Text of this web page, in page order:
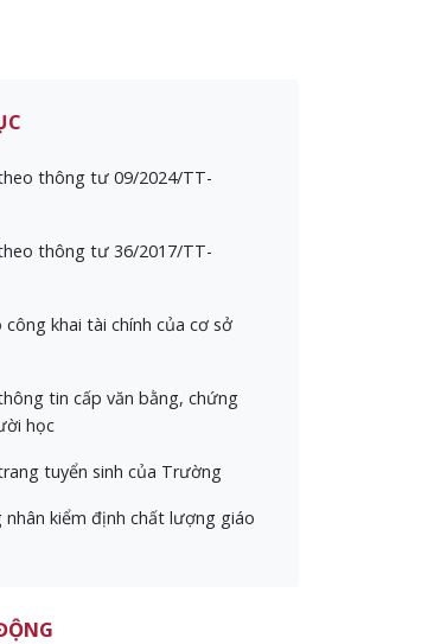
thông tư 09/2024/TT-
thông tư 36/2017/TT-
khai tài chính của cơ sở
tin cấp văn bằng, chứng
học
tuyển sinh của Trường
nhân kiểm định chất lượng giáo